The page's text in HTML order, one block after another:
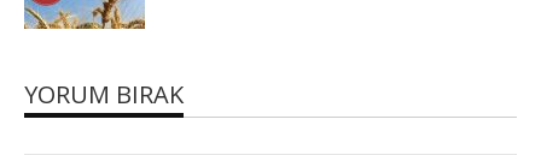
YORUM BIRAK